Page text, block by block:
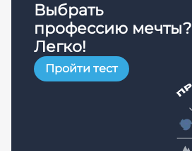
Выбрать
профессию мечты?
Легко!
Пройти тест